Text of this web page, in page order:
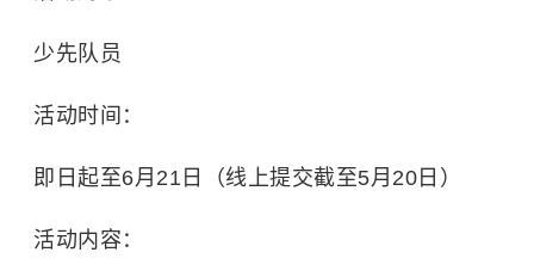
少先队员
活动时间：
即日起至6月21日（线上提交截至5月20日）
活动内容：